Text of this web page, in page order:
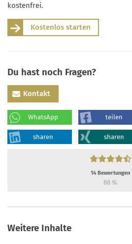
kostenfrei.
Kostenlos starten
Du hast noch Fragen?
Kontakt
WhatsApp teilen
sharen sharen
14 Bewertungen
88 %
Weitere Inhalte